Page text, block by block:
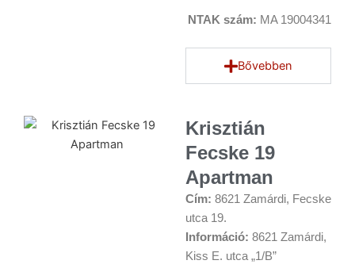
NTAK szám: MA 19004341
Bővebben
Krisztián
Fecske 19
Apartman
Cím: 8621 Zamárdi, Fecske
utca 19.
Információ: 8621 Zamárdi,
Kiss E. utca „1/B”